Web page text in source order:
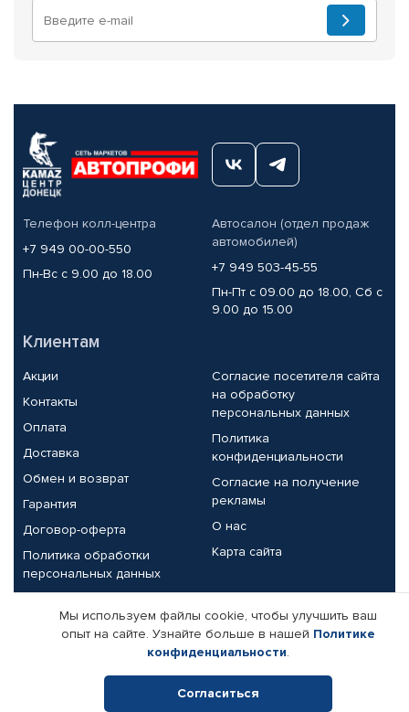
Телефон колл-центра
+7 949 00-00-550
Пн-Вс с 9.00 до 18.00
Автосалон (отдел продаж
автомобилей)
+7 949 503-45-55
Пн-Пт с 09.00 до 18.00, Сб с
9.00 до 15.00
Клиентам
Акции
Контакты
Оплата
Доставка
Обмен и возврат
Гарантия
Договор-оферта
Политика обработки
персональных данных
Согласие посетителя сайта
на обработку
персональных данных
Политика
конфиденциальности
Согласие на получение
рекламы
О нас
Карта сайта
Партнерам
Корпоративным клиентам
Поставщикам
Реквизиты компании
Мы используем файлы cookie, чтобы улучшить ваш
опыт на сайте. Узнайте больше в нашей Политике
конфиденциальности.
Согласиться